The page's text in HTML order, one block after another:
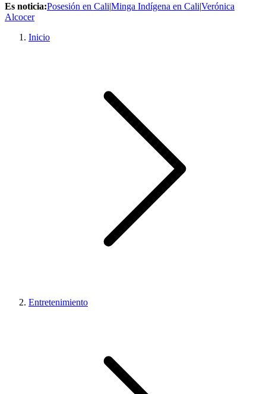
Es noticia:Posesión en Cali|Minga Indígena en Cali|Verónica
Alcocer
Inicio
Entretenimiento